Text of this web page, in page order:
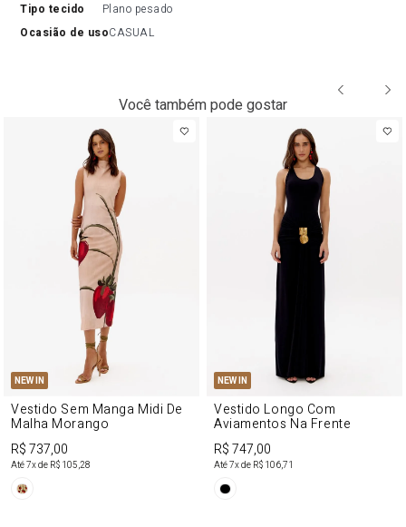
tipo tecido
Plano pesado
ocasião de usoCASUAL
Você também pode gostar
NEW IN
Vestido Sem Manga Midi De
Malha Morango
R$ 737,00
Até7x de R$ 105,28
NEW IN
Vestido Longo Com
Aviamentos Na Frente
R$ 747,00
Até7x de R$ 106,71